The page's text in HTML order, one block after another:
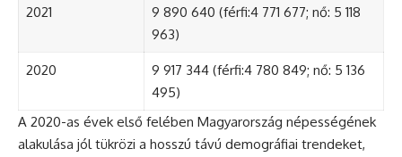
2021
9 890 640 (férfi:4 771 677; nő: 5 118
963)
2020
9 917 344 (férfi:4 780 849; nő: 5 136
495)
A 2020-as évek első felében Magyarország népességének
alakulása jól tükrözi a hosszú távú demográfiai trendeket,